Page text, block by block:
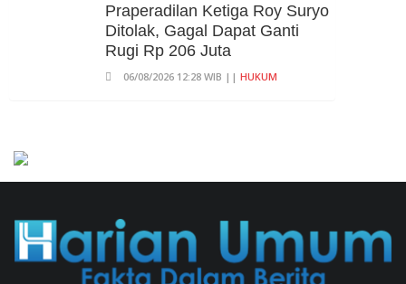
Praperadilan Ketiga Roy Suryo
Ditolak, Gagal Dapat Ganti
Rugi Rp 206 Juta
06/08/2026 12:28 WIB || HUKUM
Dan Kuasai Lahan Desa
Ekowisata Tahfidz
08/08/2026 23:01 WIB ||DAERAH